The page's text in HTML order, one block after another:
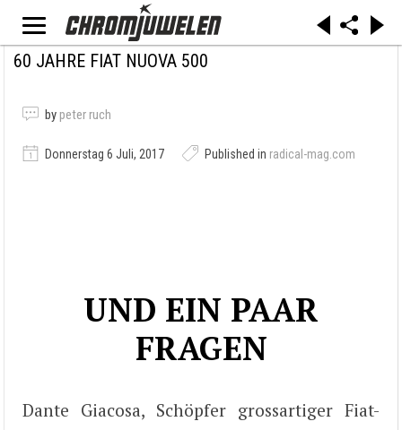
60 JAHRE FIAT NUOVA 500
by peter ruch
Donnerstag 6 Juli, 2017 Published in radical-mag.com
UND EIN PAAR
FRAGEN
Dante Giacosa, Schöpfer grossartiger Fiat-